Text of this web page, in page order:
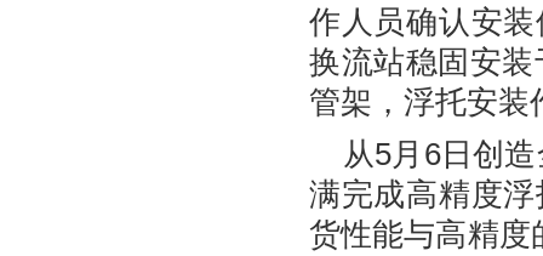
作人员确认安
换流站稳固安装
管架，浮托安装
从5月6日创
满完成高精度
货性能与高精度